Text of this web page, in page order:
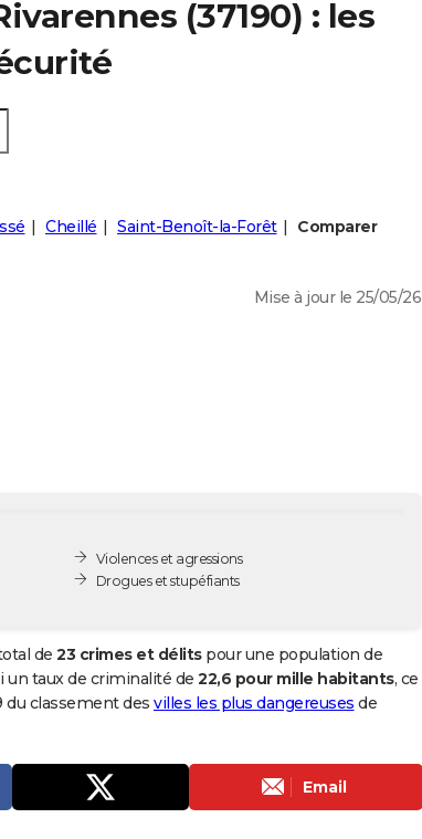
(37190) : les
Cheillé Saint-Benoît-la-Forêt
Comparer
Mise à jour le 25/05/26
Violences et agressions
Drogues et stupéfiants
de 23 crimes et délitspour une population de
un taux de criminalité de 22,6 pour mille habitants, ce
du classement des villes les plus dangereuses de
Email